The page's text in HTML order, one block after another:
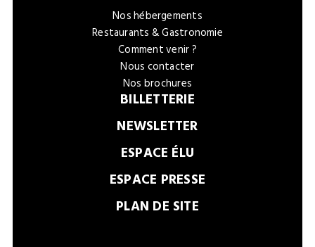
Nos hébergements
Restaurants & Gastronomie
Comment venir ?
Nous contacter
Nos brochures
BILLETTERIE
NEWSLETTER
ESPACE ÉLU
ESPACE PRESSE
PLAN DE SITE